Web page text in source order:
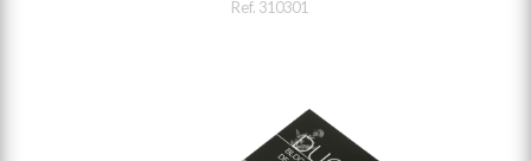
Ref. 310301